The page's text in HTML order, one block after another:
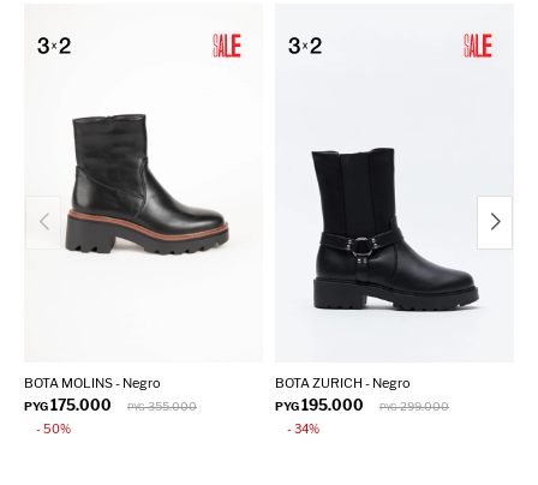
BOTA MOLINS - Negro
PYG175.000 PYG 355.000
50
BOTA ZURICH - Negro
PYG195.000 PYG 299.000
34